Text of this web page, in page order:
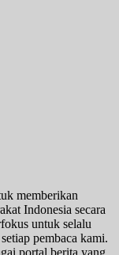
memberikan
Indonesia secara
untuk selalu
pembaca kami.
portal berita yang